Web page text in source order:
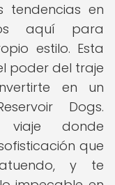
en
aquí para
estilo. Esta
poder del traje
en un
Dogs.
viaje donde
que
y te